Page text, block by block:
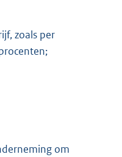
zoals per
om